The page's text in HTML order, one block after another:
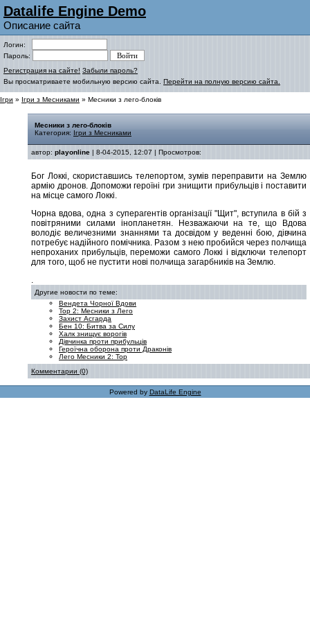
Datalife Engine Demo
Описание сайта
Логин:
Пароль:
Регистрация на сайте! Забыли пароль?
Вы просматриваете мобильную версию сайта. Перейти на полную версию сайта.
Ігри » Ігри з Месниками » Месники з лего-блоків
Месники з лего-блоків
Категория: Ігри з Месниками
автор: playonline | 8-04-2015, 12:07 | Просмотров:
Бог Локкі, скориставшись телепортом, зумів переправити на Землю
армію дронов. Допоможи героїні гри знищити прибульців і поставити
на місце самого Локкі.
Чорна вдова, одна з суперагентів організації "Щит", вступила в бій з
повітряними силами інопланетян. Незважаючи на те, що Вдова
володіє величезними знаннями та досвідом у веденні бою, дівчина
потребує надійного помічника. Разом з нею пробийся через полчища
непроханих прибульців, переможи самого Локкі і відключи телепорт
для того, щоб не пустити нові полчища загарбників на Землю.
.
Другие новости по теме:
Вендета Чорної Вдови
Тор 2: Месники з Лего
Захист Асгарда
Бен 10: Битва за Силу
Халк знищує ворогів
Дівчинка проти прибульців
Героїчна оборона проти Драконів
Лего Месники 2: Тор
Комментарии (0)
Powered by DataLife Engine